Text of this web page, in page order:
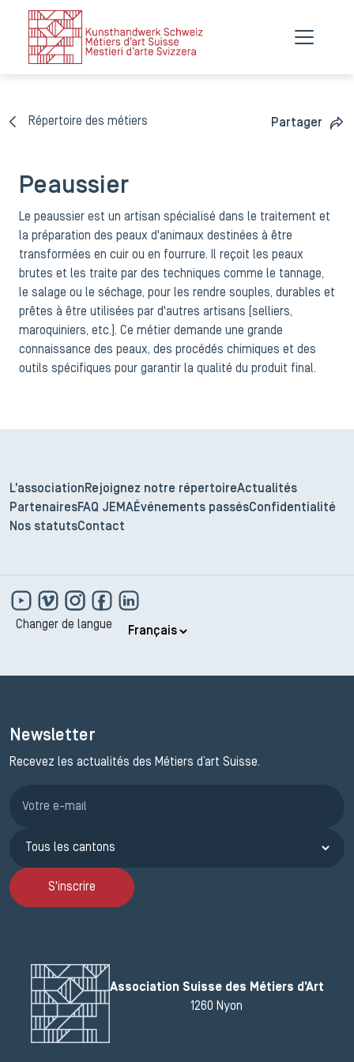
Répertoire des métiers Partager
Peaussier
Le peaussier est un artisan spécialisé dans le traitement et
la préparation des peaux d'animaux destinées à être
transformées en cuir ou en fourrure. Il reçoit les peaux
brutes et les traite par des techniques comme le tannage,
le salage ou le séchage, pour les rendre souples, durables et
prêtes à être utilisées par d'autres artisans (selliers,
maroquiniers, etc.). Ce métier demande une grande
connaissance des peaux, des procédés chimiques et des
outils spécifiques pour garantir la qualité du produit final.
L'association Rejoignez notre répertoireActualités
PartenairesFAQ JEMAÉvénements passésConfidentialité
Nos statutsContact
Changer de langue
Newsletter
Recevez les actualités des Métiers d’art Suisse.
S'inscrire
Association Suisse des Métiers d'Art
1260 Nyon